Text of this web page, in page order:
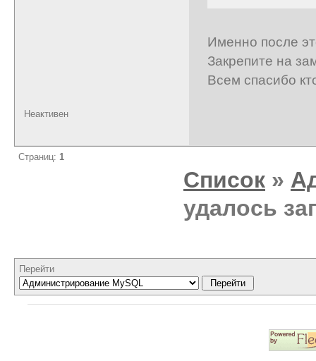
Именно после
Закрепите на
Всем спасибо
Неактивен
Страниц: 1
Список »
удалось
Перейти